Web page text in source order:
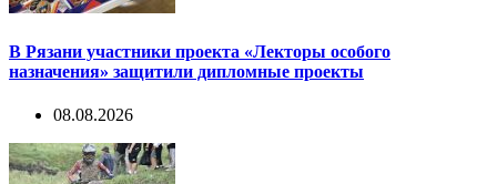
В Рязани участники проекта «Лекторы особого
назначения» защитили дипломные проекты
08.08.2026